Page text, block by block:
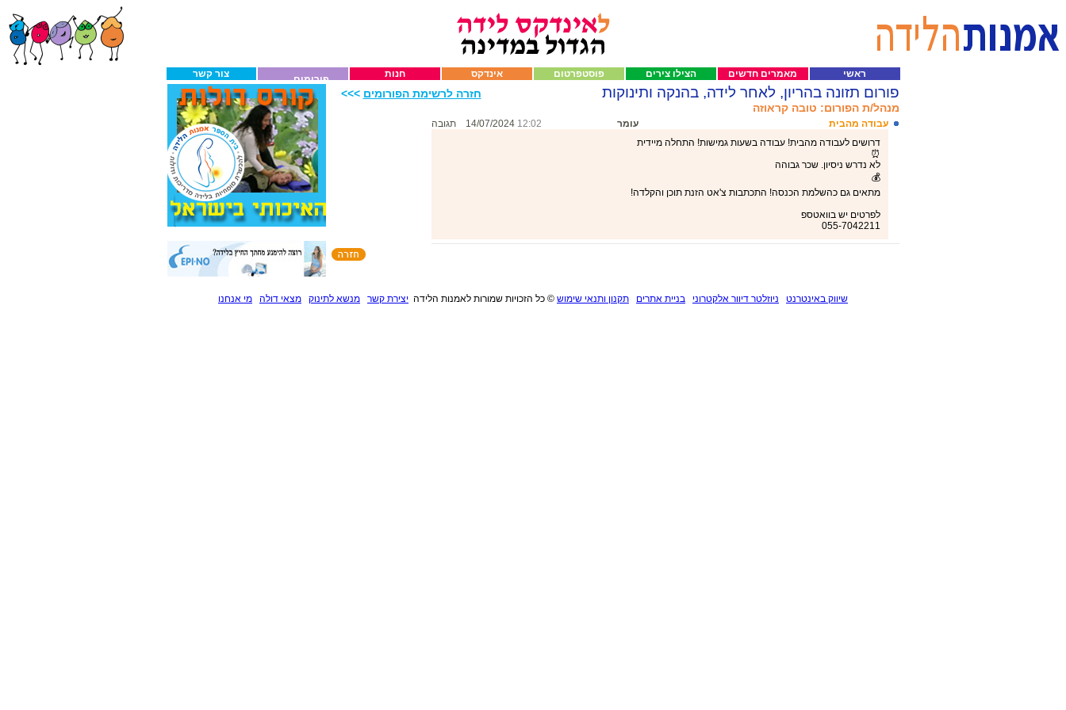
צור קשר פורומים חנות אינדקס פוסטפרטום הצילו צירים מאמרים חדשים ראשי
חזרה לרשימת הפורומים >>> פורום תזונה בהריון, לאחר לידה, בהנקה ותינוקות
מנהל/ת הפורום: טובה קראוזה
עבודה מהבית עומר 12:02
14/07/2024
תגובה
דרושים לעבודה מהבית! עבודה בשעות גמישות! התחלה מיידית
⏰
לא נדרש ניסיון. שכר גבוהה
💰
מתאים גם כהשלמת הכנסה! התכתבות צ'אט הזנת תוכן והקלדה!
לפרטים יש בוואטספ
055-7042211
שיווק באינטרנט ניוזלטר דיוור אלקטרוני בניית אתרים תקנון ותנאי שימוש © כל הזכויות שמורות לאמנות הלידה יצירת קשר מנשא לתינוק מצאי דולה מי אנחנו